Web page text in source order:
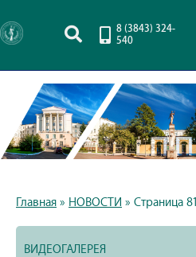
8 (3843) 324-
540
Главная » НОВОСТИ » Страница 81
ВИДЕОГАЛЕРЕЯ